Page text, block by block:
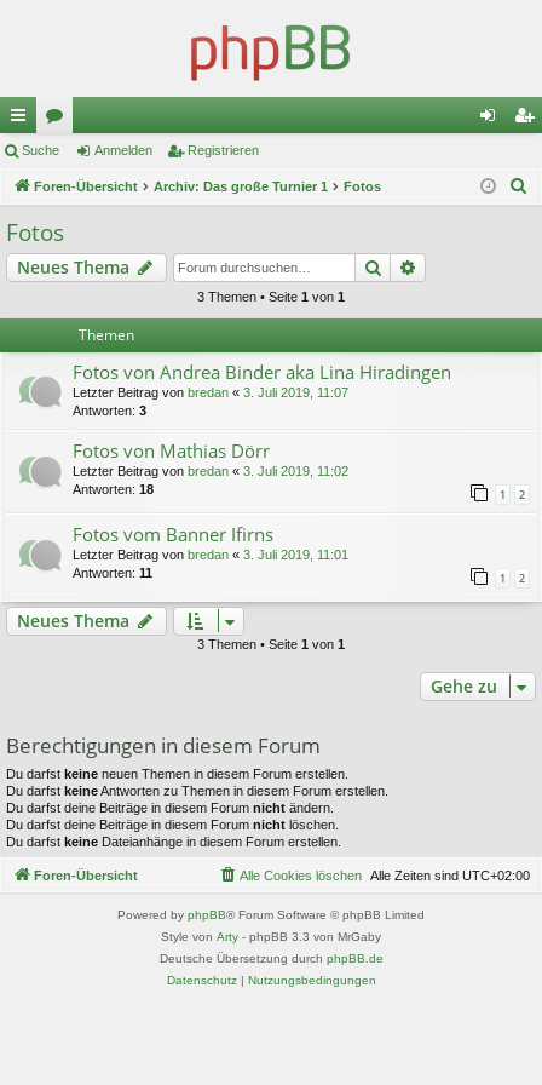
ch
ne
llz
ug
or
en m ist
Suche Anmelden Registrieren
Foren-Übersicht Archiv: Das große Turnier 1 Fotos
Fotos
Neues Thema Suche
3 Themen • Seite 1 von 1
Themen
Fotos von Andrea Binder aka Lina Hiradingen
Letzter Beitrag von bredan « 3. Juli 2019, 11:07
Antworten: 3
Fotos von Mathias Dörr
Letzter Beitrag von bredan « 3. Juli 2019, 11:02
Antworten: 18 1 2
Fotos vom Banner Ifirns
Letzter Beitrag von bredan « 3. Juli 2019, 11:01
Antworten: 11 1 2
Neues Thema
3 Themen • Seite 1 von 1
Gehe zu
Berechtigungen in diesem Forum
Du darfst keine neuen Themen in diesem Forum erstellen.
Du darfst keineAntworten zu Themen in diesem Forum erstellen.
Du darfst deine Beiträge in diesem Forum nicht ändern.
Du darfst deine Beiträge in diesem Forum nicht löschen.
Du darfst keine Dateianhänge in diesem Forum erstellen.
Foren-Übersicht Alle Zeiten sind UTC+02:00
Alle Cookies löschen
Powered by phpBB® Forum Software © phpBB Limited
Style von Arty - phpBB 3.3 von MrGaby
Deutsche Übersetzung durch phpBB.de
Datenschutz| Nutzungsbedingungen